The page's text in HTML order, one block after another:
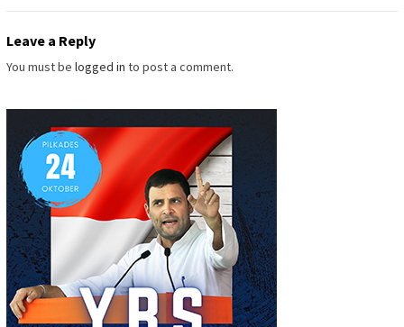
Leave a Reply
You must be logged in to post a comment.